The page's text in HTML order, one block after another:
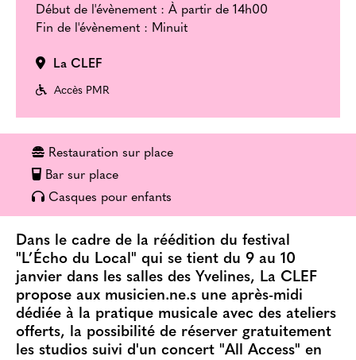
Début de l'évènement : À partir de 14h00
Fin de l'évènement : Minuit
La CLEF
Accès PMR
Restauration sur place
Bar sur place
Casques pour enfants
Dans le cadre de la réédition du festival
"L’Écho du Local" qui se tient du 9 au 10
janvier dans les salles des Yvelines, La CLEF
propose aux musicien.ne.s une après-midi
dédiée à la pratique musicale avec des ateliers
offerts, la possibilité de réserver gratuitement
les studios suivi d'un concert "All Access" en